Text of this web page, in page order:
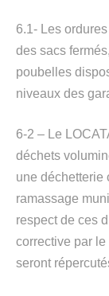
6.1- Les
des sacs
poubelles
niveaux des
6-2 – Le
déchets
une déchetterie
ramassage
respect de ces
corrective par
seront